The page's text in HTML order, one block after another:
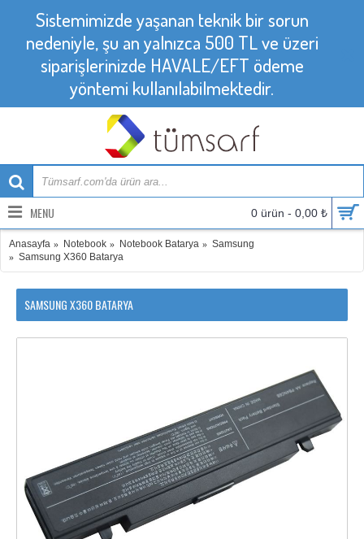
Sistemimizde yaşanan teknik bir sorun
nedeniyle, şu an yalnızca 500 TL ve üzeri
siparişlerinizde HAVALE/EFT ödeme
yöntemi kullanılabilmektedir.
0 ürün - 0,00 ₺
MENU
Anasayfa Notebook Notebook Batarya
Samsung
Samsung X360 Batarya
SAMSUNG X360 BATARYA